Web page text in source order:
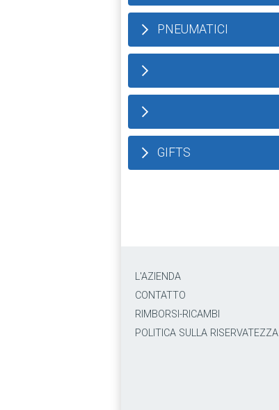
PNEUMATICI
GIFTS
L'AZIENDA
CONTATTO
RIMBORSI-RICAMBI
POLITICA SULLA RISERVATEZZA